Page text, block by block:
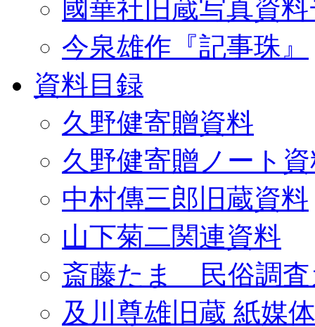
國華社旧蔵写真資
今泉雄作『記事珠』
資料目録
久野健寄贈資料
久野健寄贈ノート
中村傳三郎旧蔵資料
山下菊二関連資料
斎藤たま 民俗調査
及川尊雄旧蔵 紙媒